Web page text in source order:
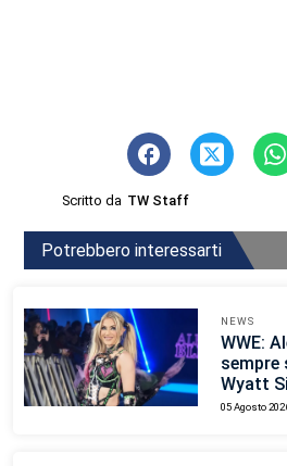
Scritto da TW Staff
Potrebbero interessarti
NEWS
WWE:
Wyatt
05 Agosto